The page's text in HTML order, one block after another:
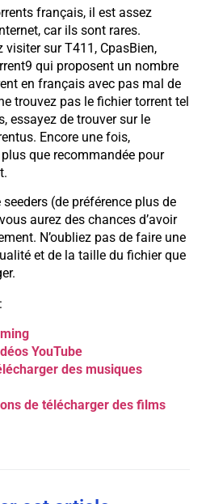
français, il est assez
car ils sont rares.
sur T411, CpasBien,
qui proposent un nombre
en français avec pas mal de
trouvez pas le fichier torrent tel
essayez de trouver sur le
Encore une fois,
plus que recommandée pour
(de préférence plus de
aurez des chances d’avoir
N’oubliez pas de faire une
et de la taille du fichier que
YouTube
des musiques
de télécharger des films